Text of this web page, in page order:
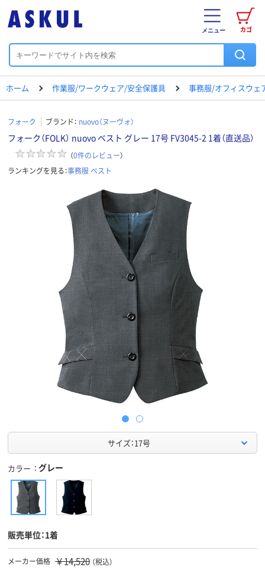
カゴ
メニュー
ホーム 作業服/ワークウェア/安全保護具 事務服/オフィスウェ
フォーク ブランド： nuovo（ヌーヴォ）
フォーク（FOLK） nuovo ベスト グレー 17号 FV3045-2 1着（直送品）
（0件のレビュー）
ランキングを見る：事務服 ベスト
サイズ：17号
カラー グレー
販売単位：1着
メーカー価格 ￥14,520 （税込）